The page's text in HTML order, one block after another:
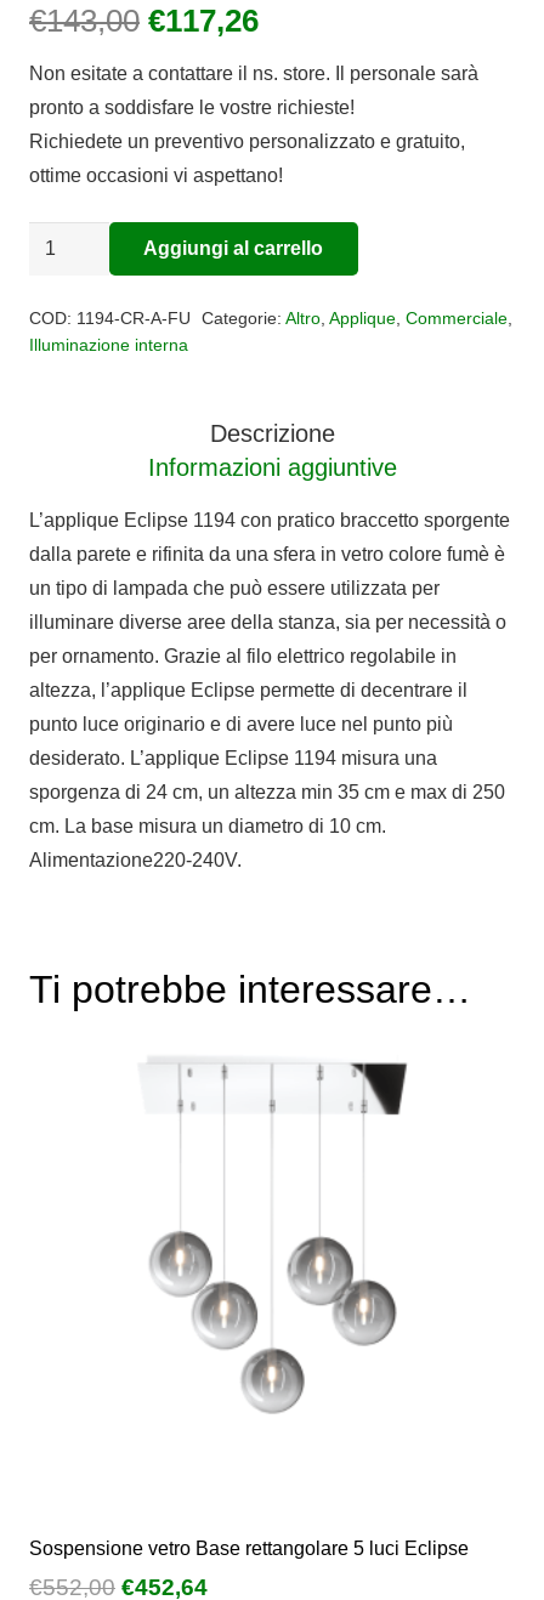
€143,00 Il
originale
era:
€143,00.
€117,26Il
attuale
è:
€117,26.
Non esitate a contattare il ns. store. Il personale sarà
pronto a soddisfare le vostre richieste!
Richiedete un preventivo personalizzato e gratuito,
ottime occasioni vi aspettano!
Applique
Eclipse
Aggiungi al carrello
COD: 1194-CR-A-FU Categorie: Altro, Applique, Commerciale,
Illuminazione interna
Descrizione
Informazioni aggiuntive
L’applique Eclipse 1194 con pratico braccetto sporgente
dalla parete e rifinita da una sfera in vetro colore fumè è
un tipo di lampada che può essere utilizzata per
illuminare diverse aree della stanza, sia per necessità o
per ornamento. Grazie al filo elettrico regolabile in
altezza, l’applique Eclipse permette di decentrare il
punto luce originario e di avere luce nel punto più
desiderato. L’applique Eclipse 1194 misura una
sporgenza di 24 cm, un altezza min 35 cm e max di 250
cm. La base misura un diametro di 10 cm.
Alimentazione220-240V.
Ti potrebbe interessare…
Sospensione vetro Base rettangolare 5 luci Eclipse
€552,00 Il
€452,64Il